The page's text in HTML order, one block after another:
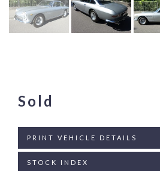
Sold
PRINT VEHICLE DETAILS
STOCK INDEX